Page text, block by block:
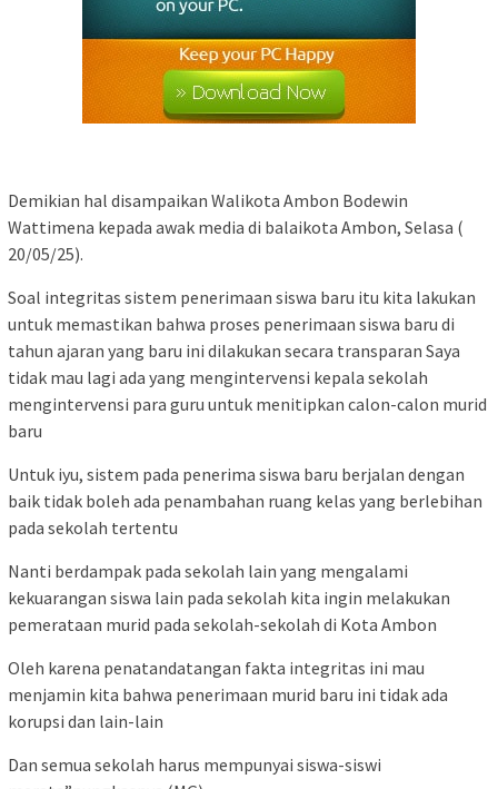
Demikian hal disampaikan Walikota Ambon Bodewin
Wattimena kepada awak media di balaikota Ambon, Selasa (
20/05/25).
Soal integritas sistem penerimaan siswa baru itu kita lakukan
untuk memastikan bahwa proses penerimaan siswa baru di
tahun ajaran yang baru ini dilakukan secara transparan Saya
tidak mau lagi ada yang mengintervensi kepala sekolah
mengintervensi para guru untuk menitipkan calon-calon murid
baru
Untuk iyu, sistem pada penerima siswa baru berjalan dengan
baik tidak boleh ada penambahan ruang kelas yang berlebihan
pada sekolah tertentu
Nanti berdampak pada sekolah lain yang mengalami
kekuarangan siswa lain pada sekolah kita ingin melakukan
pemerataan murid pada sekolah-sekolah di Kota Ambon
Oleh karena penatandatangan fakta integritas ini mau
menjamin kita bahwa penerimaan murid baru ini tidak ada
korupsi dan lain-lain
Dan semua sekolah harus mempunyai siswa-siswi